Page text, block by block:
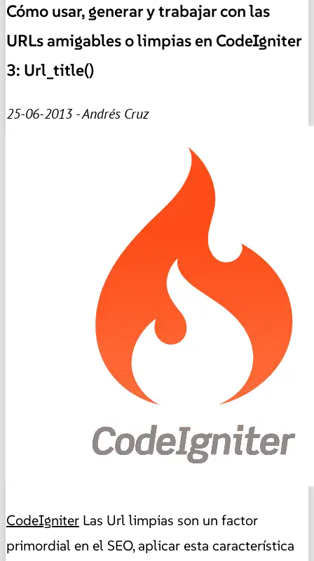
Cómo usar, generar y trabajar con las
URLs amigables o limpias en CodeIgniter
3: Url_title()
25-06-2013 - Andrés Cruz
CodeIgniter Las Url limpias son un factor
primordial en el SEO, aplicar esta característica